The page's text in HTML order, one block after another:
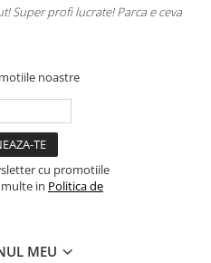
Super profi lucrate! Parca e ceva
noastre
cu promotiile
in Politica de
MEU